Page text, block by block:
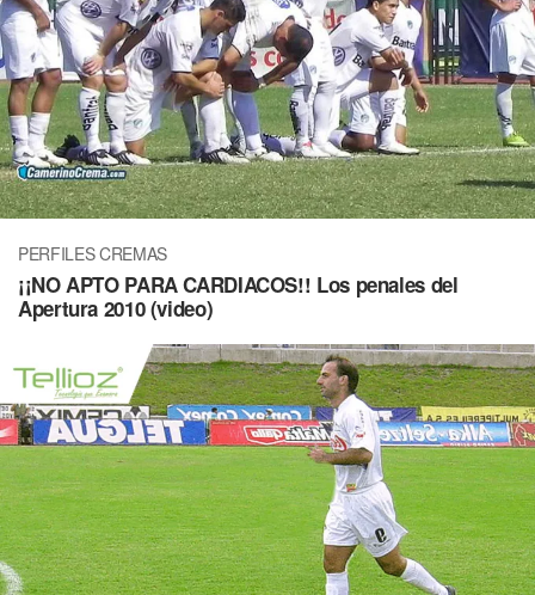
PERFILES CREMAS
¡¡NO APTO PARA CARDIACOS!! Los penales del
Apertura 2010 (video)